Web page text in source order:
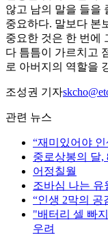
않고 남의 말을 들을
중요하다. 말보다 본
중요한 것은 한 번에
다 틈틈이 가르치고
로 아버지의 역할을
조성권 기자
관련 뉴스
“재미있어야
중로상봉의 달,
어정칠월
조바심 나는 유
“인생 2막의 공
"배터리 셀 빠
우려